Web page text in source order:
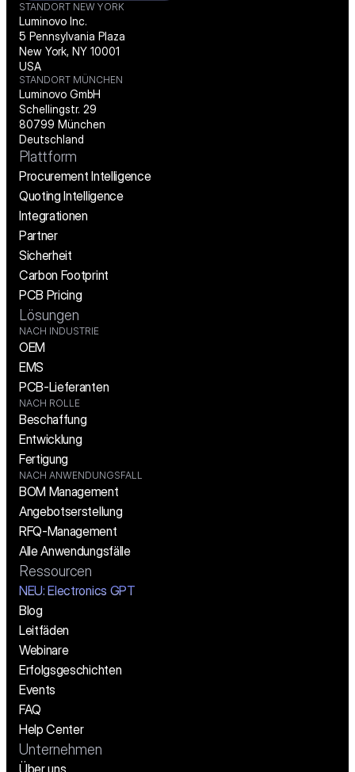
STANDORT NEW YORK
Luminovo Inc.
5 Pennsylvania Plaza
New York, NY 10001
USA
STANDORT MÜNCHEN
Luminovo GmbH
Schellingstr. 29
80799 München
Deutschland
Plattform
Procurement Intelligence
Quoting Intelligence
Integrationen
Partner
Sicherheit
Carbon Footprint
PCB Pricing
Lösungen
NACH INDUSTRIE
OEM
EMS
PCB-Lieferanten
NACH ROLLE
Beschaffung
Entwicklung
Fertigung
NACH ANWENDUNGSFALL
BOM Management
Angebotserstellung
RFQ-Management
Alle Anwendungsfälle
Ressourcen
NEU: Electronics GPT
Blog
Leitfäden
Webinare
Erfolgsgeschichten
Events
FAQ
Help Center
Unternehmen